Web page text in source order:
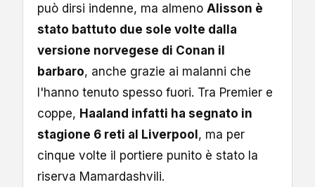
può dirsi indenne, ma almeno Alisson è
stato battuto due sole volte dalla
versione norvegese di Conan il
barbaro, anche grazie ai malanni che
l'hanno tenuto spesso fuori. Tra Premier e
coppe, Haaland infatti ha segnato in
stagione 6 reti al Liverpool, ma per
cinque volte il portiere punito è stato la
riserva Mamardashvili.